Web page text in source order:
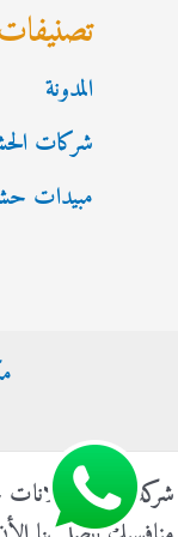
المدونة
شركات
مبيدات